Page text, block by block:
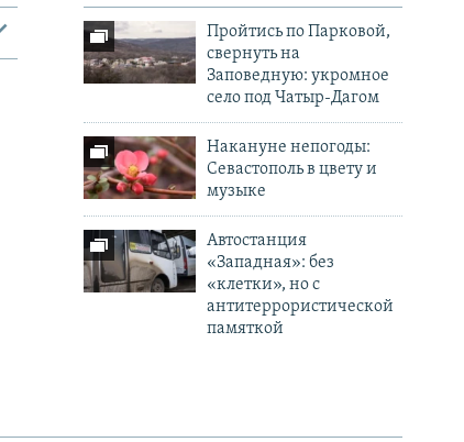
Пройтись по Парковой,
свернуть на
Заповедную: укромное
село под Чатыр-Дагом
Накануне непогоды:
Севастополь в цвету и
музыке
Автостанция
«Западная»: без
«клетки», но с
антитеррористической
памяткой